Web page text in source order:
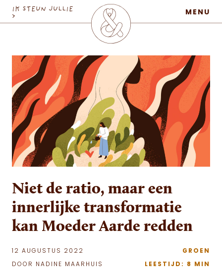
MaatschapWij
MENU
IK STEUN JULLIE
>
Niet de ratio, maar een
innerlijke transformatie
kan Moeder Aarde redden
12 AUGUSTUS 2022
DOOR NADINE MAARHUIS
GROEN
LEESTIJD: 8 MIN